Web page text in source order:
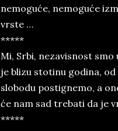
nemoguće, nemoguće
vrste …
*****
Mi, Srbi, nezavisnost
je blizu stotinu godina,
slobodu postignemo, a
će nam sad trebati da je
*****